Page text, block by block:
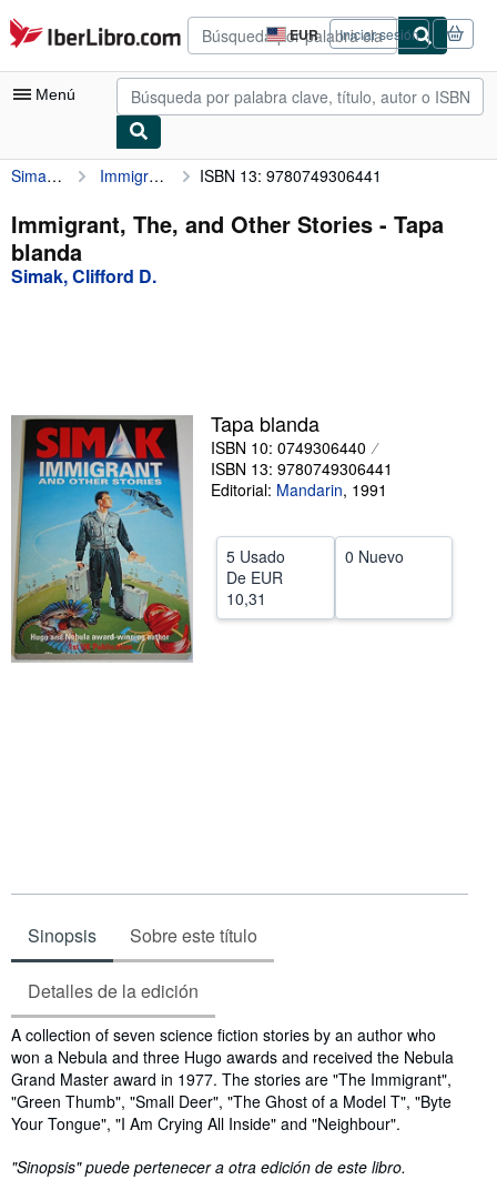
Pasar al contenido principal
IberLibro.com EUR
Preferencias
de
compra
del
Iniciar sesión
Menú
Mi cuenta
Consultar mis pedidos
Búsqueda avanzada
Vendedores
Comenzar a vender
Ayuda
Simak, Clifford D. Immigrant, The, and Other Stories ISBN 13: 9780749306441
Immigrant, The, and Other Stories - Tapa
blanda
Simak, Clifford D.
Tapa blanda
ISBN 10: 0749306440
ISBN 13: 9780749306441
Editorial: Mandarin, 1991
5 Usado
De EUR
10,31
0 Nuevo
Sinopsis Sobre este título
Detalles de la edición
Sinopsis
A collection of seven science fiction stories by an author who
won a Nebula and three Hugo awards and received the Nebula
Grand Master award in 1977. The stories are "The Immigrant",
"Green Thumb", "Small Deer", "The Ghost of a Model T", "Byte
Your Tongue", "I Am Crying All Inside" and "Neighbour".
"Sinopsis" puede pertenecer a otra edición de este libro.